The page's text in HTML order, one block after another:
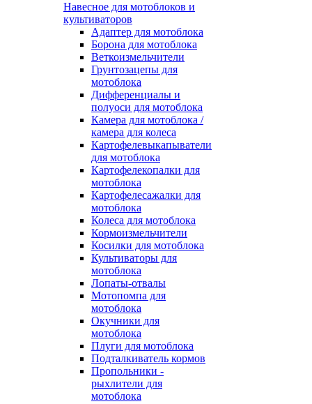
Навесное для мотоблоков и
культиваторов
Адаптер для мотоблока
Борона для мотоблока
Веткоизмельчители
Грунтозацепы для
мотоблока
Дифференциалы и
полуоси для мотоблока
Камера для мотоблока /
камера для колеса
Картофелевыкапыватели
для мотоблока
Картофелекопалки для
мотоблока
Картофелесажалки для
мотоблока
Колеса для мотоблока
Кормоизмельчители
Косилки для мотоблока
Культиваторы для
мотоблока
Лопаты-отвалы
Мотопомпа для
мотоблока
Окучники для
мотоблока
Плуги для мотоблока
Подталкиватель кормов
Пропольники -
рыхлители для
мотоблока